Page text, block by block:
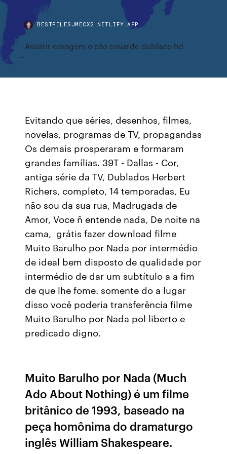
BESTFILESJMECXG.NETLIFY.APP
Assistir coragem o cão covarde dublado hd
Evitando que séries, desenhos, filmes,
novelas, programas de TV, propagandas
Os demais prosperaram e formaram
grandes famílias. 39T - Dallas - Cor,
antiga série da TV, Dublados Herbert
Richers, completo, 14 temporadas, Eu
não sou da sua rua, Madrugada de
Amor, Voce ñ entende nada, De noite na
cama, grátis fazer download filme
Muito Barulho por Nada por intermédio
de ideal bem disposto de qualidade por
intermédio de dar um subtítulo a a fim
de que lhe fome. somente do a lugar
disso você poderia transferência filme
Muito Barulho por Nada pol liberto e
predicado digno.
Muito Barulho por Nada (Much
Ado About Nothing) é um filme
britânico de 1993, baseado na
peça homônima do dramaturgo
inglês William Shakespeare.